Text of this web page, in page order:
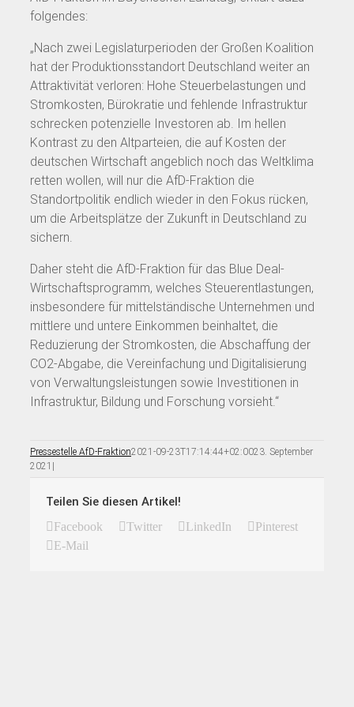
folgendes:
„Nach zwei Legislaturperioden der Großen Koalition
hat der Produktionsstandort Deutschland weiter an
Attraktivität verloren: Hohe Steuerbelastungen und
Stromkosten, Bürokratie und fehlende Infrastruktur
schrecken potenzielle Investoren ab. Im hellen
Kontrast zu den Altparteien, die auf Kosten der
deutschen Wirtschaft angeblich noch das Weltklima
retten wollen, will nur die AfD-Fraktion die
Standortpolitik endlich wieder in den Fokus rücken,
um die Arbeitsplätze der Zukunft in Deutschland zu
sichern.
Daher steht die AfD-Fraktion für das Blue Deal-
Wirtschaftsprogramm, welches Steuerentlastungen,
insbesondere für mittelständische Unternehmen und
mittlere und untere Einkommen beinhaltet, die
Reduzierung der Stromkosten, die Abschaffung der
CO2-Abgabe, die Vereinfachung und Digitalisierung
von Verwaltungsleistungen sowie Investitionen in
Infrastruktur, Bildung und Forschung vorsieht.“
Pressestelle AfD-Fraktion2021-09-23T17:14:44+02:0023. September
2021 |
Teilen Sie diesen Artikel!
Facebook Twitter LinkedIn
Pinterest
E-Mail